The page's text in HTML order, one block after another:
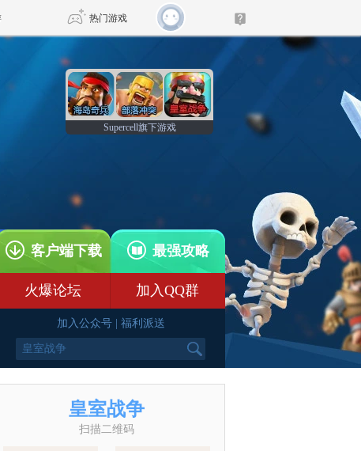
热门游戏
传奇4
Supercell旗下游戏
客户端下载 最强攻略
火爆论坛 加入QQ群
加入公众号| 福利派送
皇室战争
扫描二维码